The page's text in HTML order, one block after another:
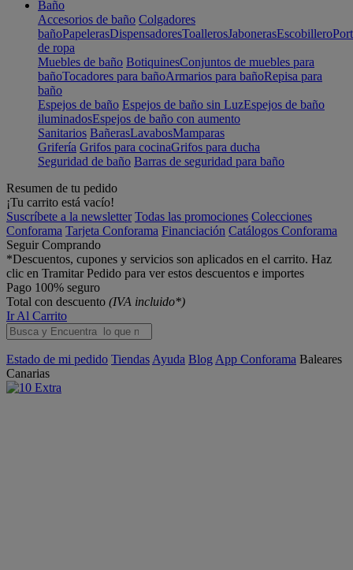
Baño
Accesorios de baño Colgadores
bañoPapelerasDispensadoresToallerosJabonerasEscobillero
de ropa
Muebles de baño BotiquinesConjuntos de muebles para
bañoTocadores para bañoArmarios para bañoRepisa para
baño
Espejos de baño Espejos de baño sin LuzEspejos de baño
iluminadosEspejos de baño con aumento
Sanitarios BañerasLavabosMamparas
Grifería Grifos para cocinaGrifos para ducha
Seguridad de baño Barras de seguridad para baño
Resumen de tu pedido
¡Tu carrito está vacío!
Suscríbete a la newsletter Todas las promociones Colecciones
Conforama Tarjeta Conforama Financiación Catálogos Conforama
Seguir Comprando
*Descuentos, cupones y servicios son aplicados en el carrito. Haz
clic en Tramitar Pedido para ver estos descuentos e importes
Pago 100% seguro
Total con descuento (IVA incluido*)
Ir Al Carrito
Estado de mi pedido Tiendas Ayuda Blog App Conforama Baleares
Canarias